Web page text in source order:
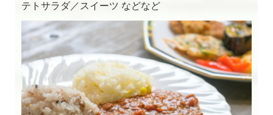
テトサラダ／スイーツ などなど